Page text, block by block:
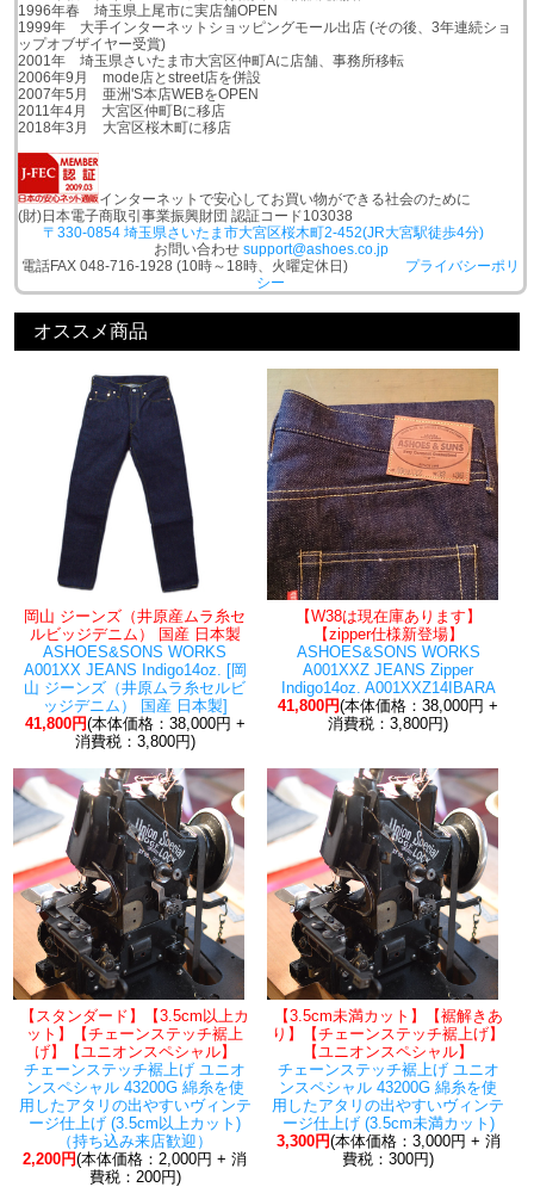
1996年春 埼玉県上尾市に実店舗OPEN
1999年 大手インターネットショッピングモール出店 (その後、3年連続ショ
ップオブザイヤー受賞)
2001年 埼玉県さいたま市大宮区仲町Aに店舗、事務所移転
2006年9月 mode店とstreet店を併設
2007年5月 亜洲'S本店WEBをOPEN
2011年4月 大宮区仲町Bに移店
2018年3月 大宮区桜木町に移店
インターネットで安心してお買い物ができる社会のために
(財)日本電子商取引事業振興財団 認証コード103038
〒330-0854 埼玉県さいたま市大宮区桜木町2-452(JR大宮駅徒歩4分)
お問い合わせ support@ashoes.co.jp
電話FAX 048-716-1928 (10時～18時、火曜定休日) プライバシーポリ
シー
オススメ商品
岡山 ジーンズ（井原産ムラ糸セ
ルビッジデニム） 国産 日本製
ASHOES&SONS WORKS
A001XX JEANS Indigo14oz. [岡
山 ジーンズ（井原ムラ糸セルビ
ッジデニム） 国産 日本製]
41,800円(本体価格：38,000円 +
消費税：3,800円)
【W38は現在庫あります】
【zipper仕様新登場】
ASHOES&SONS WORKS
A001XXZ JEANS Zipper
Indigo14oz. A001XXZ14IBARA
41,800円(本体価格：38,000円 +
消費税：3,800円)
【スタンダード】【3.5cm以上カ
ット】【チェーンステッチ裾上
げ】【ユニオンスペシャル】
チェーンステッチ裾上げ ユニオ
ンスペシャル 43200G 綿糸を使
用したアタリの出やすいヴィンテ
ージ仕上げ (3.5cm以上カット)
（持ち込み来店歓迎）
2,200円(本体価格：2,000円 + 消
費税：200円)
【3.5cm未満カット】【裾解きあ
り】【チェーンステッチ裾上げ】
【ユニオンスペシャル】
チェーンステッチ裾上げ ユニオ
ンスペシャル 43200G 綿糸を使
用したアタリの出やすいヴィンテ
ージ仕上げ (3.5cm未満カット)
3,300円(本体価格：3,000円 + 消
費税：300円)